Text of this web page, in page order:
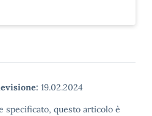
19.02.2024
specificato, questo articolo è